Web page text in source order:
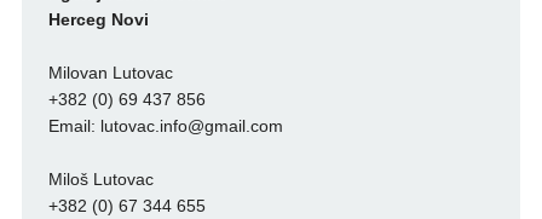
Herceg Novi
Milovan Lutovac
+382 (0) 69 437 856
Email: lutovac.info@gmail.com
Miloš Lutovac
+382 (0) 67 344 655